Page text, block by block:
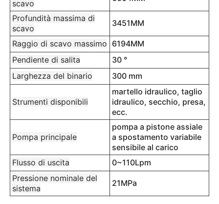
scavo
Profundità massima di
scavo
3451MM
Raggio di scavo massimo 6194MM
Pendiente di salita
30 °
Larghezza del binario
300 mm
Strumenti disponibili
martello idraulico, taglio
idraulico, secchio, presa,
ecc.
Pompa principale
pompa a pistone assiale
a spostamento variabile
sensibile al carico
Flusso di uscita
0~110Lpm
Pressione nominale del
sistema
21MPa